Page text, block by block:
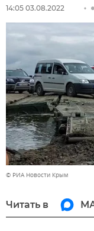
14:05 03.08.2022
© РИА Новости Крым
Читать в